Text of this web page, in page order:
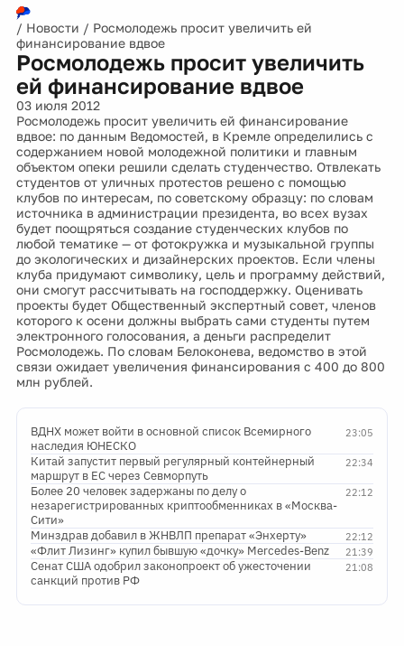
/ Новости / Росмолодежь просит увеличить ей
финансирование вдвое
Росмолодежь просит увеличить
ей финансирование вдвое
03 июля 2012
Росмолодежь просит увеличить ей финансирование
вдвое: по данным Ведомостей, в Кремле определились с
содержанием новой молодежной политики и главным
объектом опеки решили сделать студенчество. Отвлекать
студентов от уличных протестов решено с помощью
клубов по интересам, по советскому образцу: по словам
источника в администрации президента, во всех вузах
будет поощряться создание студенческих клубов по
любой тематике — от фотокружка и музыкальной группы
до экологических и дизайнерских проектов. Если члены
клуба придумают символику, цель и программу действий,
они смогут рассчитывать на господдержку. Оценивать
проекты будет Общественный экспертный совет, членов
которого к осени должны выбрать сами студенты путем
электронного голосования, а деньги распределит
Росмолодежь. По словам Белоконева, ведомство в этой
связи ожидает увеличения финансирования с 400 до 800
млн рублей.
23:05
ВДНХ может войти в основной список Всемирного
наследия ЮНЕСКО
22:34
Китай запустит первый регулярный контейнерный
маршрут в ЕС через Севморпуть
22:12
Более 20 человек задержаны по делу о
незарегистрированных криптообменниках в «Москва-
Сити»
22:12
Минздрав добавил в ЖНВЛП препарат «Энхерту»
21:39
«Флит Лизинг» купил бывшую «дочку» Mercedes-Benz
21:08
Сенат США одобрил законопроект об ужесточении
санкций против РФ